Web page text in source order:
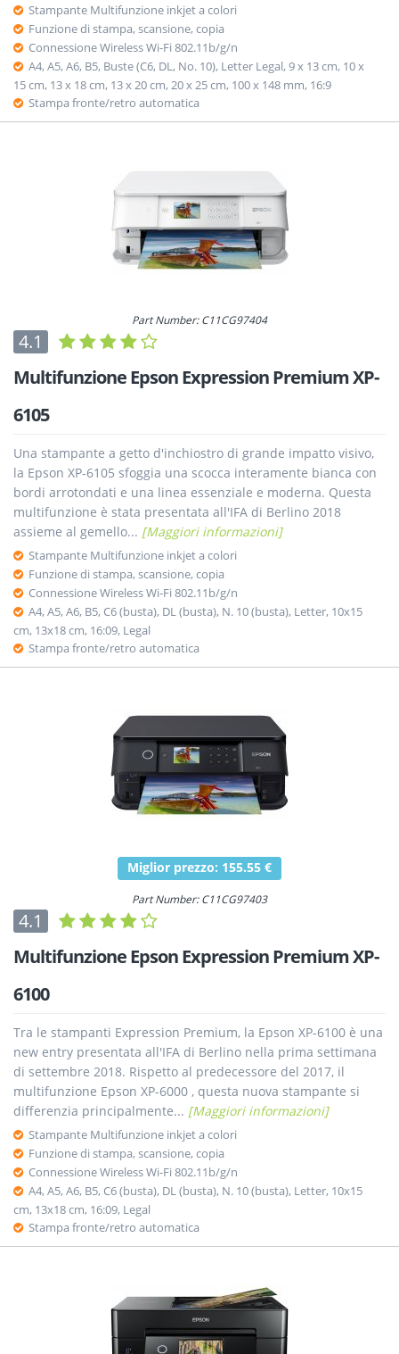
Stampante Multifunzione inkjet a colori
Funzione di stampa, scansione, copia
Connessione Wireless Wi-Fi 802.11b/g/n
A4, A5, A6, B5, Buste (C6, DL, No. 10), Letter Legal, 9 x 13 cm, 10 x
15 cm, 13 x 18 cm, 13 x 20 cm, 20 x 25 cm, 100 x 148 mm, 16:9
Stampa fronte/retro automatica
Part Number: C11CG97404
4.1
Multifunzione Epson Expression Premium XP-
6105
Una stampante a getto d'inchiostro di grande impatto visivo,
la Epson XP-6105 sfoggia una scocca interamente bianca con
bordi arrotondati e una linea essenziale e moderna. Questa
multifunzione è stata presentata all'IFA di Berlino 2018
assieme al gemello... [Maggiori informazioni]
Stampante Multifunzione inkjet a colori
Funzione di stampa, scansione, copia
Connessione Wireless Wi-Fi 802.11b/g/n
A4, A5, A6, B5, C6 (busta), DL (busta), N. 10 (busta), Letter, 10x15
cm, 13x18 cm, 16:09, Legal
Stampa fronte/retro automatica
Miglior prezzo: 155.55 €
Part Number: C11CG97403
4.1
Multifunzione Epson Expression Premium XP-
6100
Tra le stampanti Expression Premium, la Epson XP-6100 è una
new entry presentata all'IFA di Berlino nella prima settimana
di settembre 2018. Rispetto al predecessore del 2017, il
multifunzione Epson XP-6000 , questa nuova stampante si
differenzia principalmente... [Maggiori informazioni]
Stampante Multifunzione inkjet a colori
Funzione di stampa, scansione, copia
Connessione Wireless Wi-Fi 802.11b/g/n
A4, A5, A6, B5, C6 (busta), DL (busta), N. 10 (busta), Letter, 10x15
cm, 13x18 cm, 16:09, Legal
Stampa fronte/retro automatica